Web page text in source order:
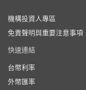
機構投資人專區
免責聲明與重要注意事項
快速連結
台幣利率
外幣匯率